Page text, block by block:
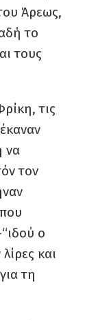
Άρεως,
το
τους
τις
να
τον
ο
και
τη